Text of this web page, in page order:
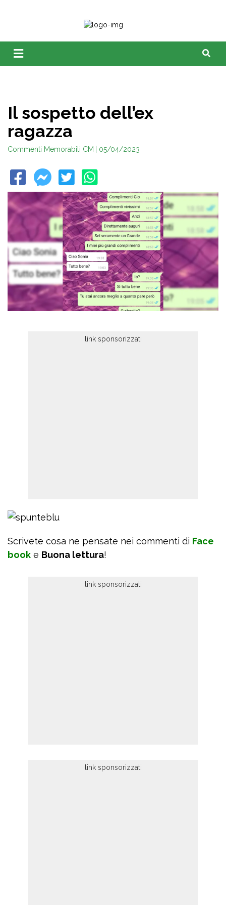
Il sospetto dell’ex
ragazza
Commenti Memorabili CM | 05/04/2023
Scrivete cosa ne pensate nei commenti di Face
book e Buona lettura!